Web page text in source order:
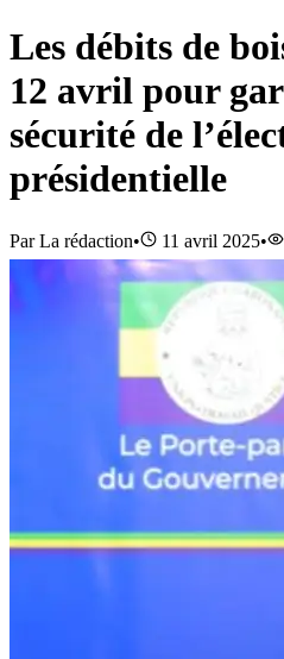
Les débits de
12 avril pour
sécurité de
présidentielle
ParLa rédaction• 11 avril 2025•